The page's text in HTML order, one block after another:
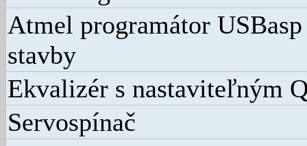
Atmel programátor
stavby
Ekvalizér s nastaviteľným
Servospínač